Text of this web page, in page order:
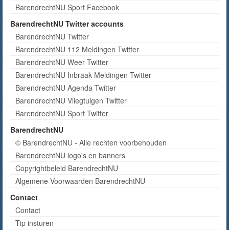
BarendrechtNU Sport Facebook
BarendrechtNU Twitter accounts
BarendrechtNU Twitter
BarendrechtNU 112 Meldingen Twitter
BarendrechtNU Weer Twitter
BarendrechtNU Inbraak Meldingen Twitter
BarendrechtNU Agenda Twitter
BarendrechtNU Vliegtuigen Twitter
BarendrechtNU Sport Twitter
BarendrechtNU
© BarendrechtNU - Alle rechten voorbehouden
BarendrechtNU logo's en banners
Copyrightbeleid BarendrechtNU
Algemene Voorwaarden BarendrechtNU
Contact
Contact
Tip insturen